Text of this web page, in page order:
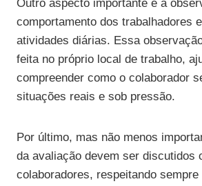
Outro aspecto importante é a
comportamento dos trabalhadores
atividades diárias. Essa
feita no próprio local de trabalho,
compreender como o colaborador
situações reais e sob pressão.
Por último, mas não menos
da avaliação devem ser discutidos
colaboradores, respeitando sempre